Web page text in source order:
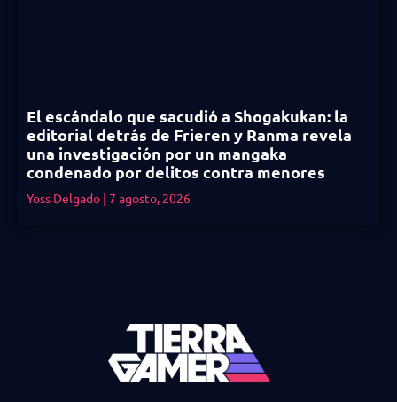
El escándalo que sacudió a Shogakukan: la
editorial detrás de Frieren y Ranma revela
una investigación por un mangaka
condenado por delitos contra menores
Yoss Delgado 7 agosto, 2026